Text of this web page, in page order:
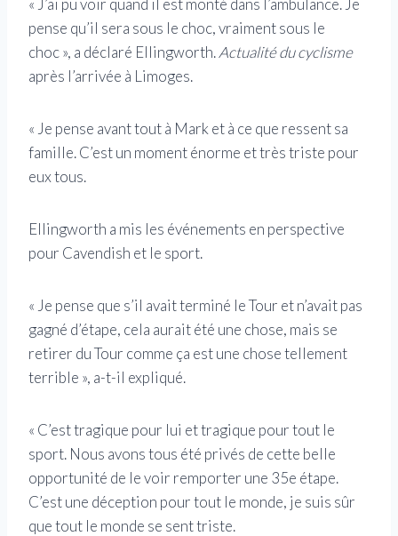
pense qu’il sera sous le choc, vraiment sous le
choc », a déclaré Ellingworth.Actualité du cyclisme
après l’arrivée à Limoges.
« Je pense avant tout à Mark et à ce que ressent sa
famille. C’est un moment énorme et très triste pour
eux tous.
Ellingworth a mis les événements en perspective
pour Cavendish et le sport.
« Je pense que s’il avait terminé le Tour et n’avait pas
gagné d’étape, cela aurait été une chose, mais se
retirer du Tour comme ça est une chose tellement
terrible », a-t-il expliqué.
« C’est tragique pour lui et tragique pour tout le
sport. Nous avons tous été privés de cette belle
opportunité de le voir remporter une 35e étape.
C’est une déception pour tout le monde, je suis sûr
que tout le monde se sent triste.